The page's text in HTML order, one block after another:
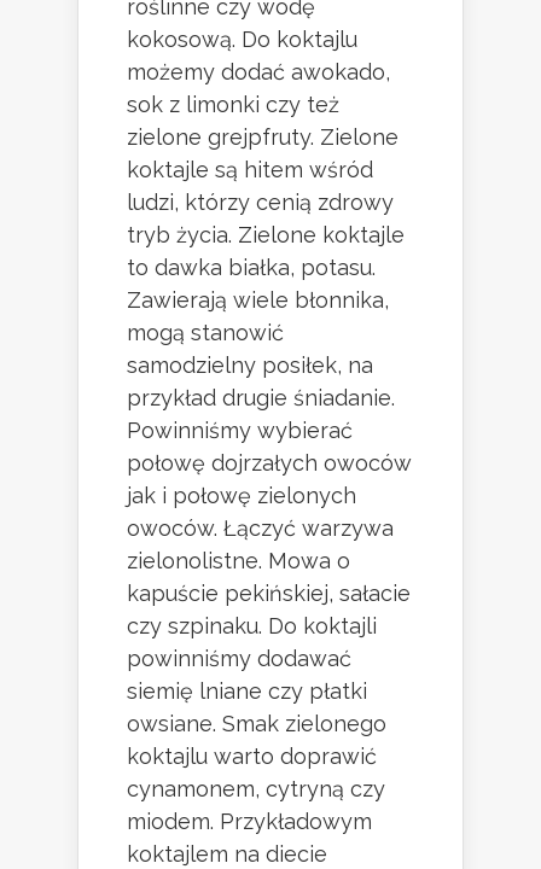
roślinne czy wodę
kokosową. Do koktajlu
możemy dodać awokado,
sok z limonki czy też
zielone grejpfruty. Zielone
koktajle są hitem wśród
ludzi, którzy cenią zdrowy
tryb życia. Zielone koktajle
to dawka białka, potasu.
Zawierają wiele błonnika,
mogą stanowić
samodzielny posiłek, na
przykład drugie śniadanie.
Powinniśmy wybierać
połowę dojrzałych owoców
jak i połowę zielonych
owoców. Łączyć warzywa
zielonolistne. Mowa o
kapuście pekińskiej, sałacie
czy szpinaku. Do koktajli
powinniśmy dodawać
siemię lniane czy płatki
owsiane. Smak zielonego
koktajlu warto doprawić
cynamonem, cytryną czy
miodem. Przykładowym
koktajlem na diecie